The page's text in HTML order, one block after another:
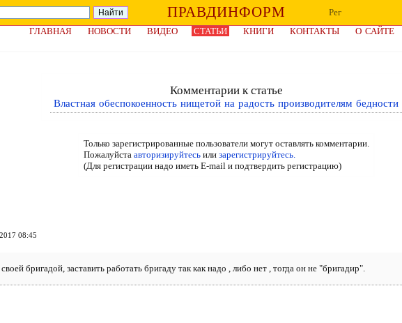
ПРАВДИНФОРМ
Рег
ГЛАВНАЯ
НОВОСТИ ВИДЕО СТАТЬИ КНИГИ КОНТАКТЫ О САЙТЕ
Комментарии к статье
Властная обеспокоенность нищетой на радость производителям бедности
Только зарегистрированные пользователи могут оставлять комментарии.
Пожалуйста авторизируйтесьили зарегистрируйтесь.
(Для регистрации надо иметь E-mail и подтвердить регистрацию)
08:45
бригадой, заставить работать бригаду так как надо , либо нет , тогда он не "бригадир".